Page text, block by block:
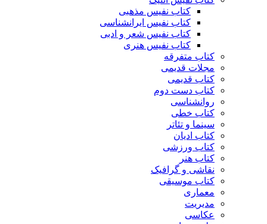
کتاب نفیس مذهبی
کتاب نفیس ایرانشناسی
کتاب نفیس شعر و ادبی
کتاب نفیس هنری
کتاب متفرقه
مجلات قدیمی
کتاب قدیمی
کتاب دست دوم
روانشناسی
کتاب خطی
سینما و تئاتر
کتاب ادیان
کتاب ورزشی
کتاب هنر
نقاشی و گرافیک
کتاب موسیقی
معماری
مدیریت
عکاسی